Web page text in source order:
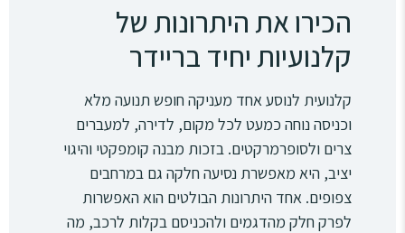
הכירו את היתרונות של
קלנועיות יחיד בריידר
קלנועית לנוסע אחד מעניקה חופש תנועה מלא
וכניסה נוחה כמעט לכל מקום, לדירה, למעברים
צרים ולסופרמרקטים. בזכות מבנה קומפקטי והיגוי
יציב, היא מאפשרת נסיעה חלקה גם במרחבים
צפופים. אחד היתרונות הבולטים הוא האפשרות
לפרק חלק מהדגמים ולהכניסם בקלות לרכב, מה